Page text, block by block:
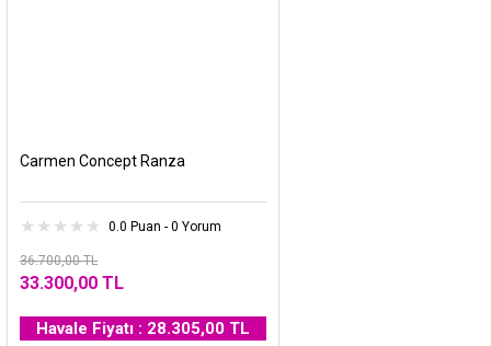
Carmen Concept Ranza
0.0 Puan - 0 Yorum
36.700,00 TL
33.300,00 TL
Havale Fiyatı : 28.305,00 TL